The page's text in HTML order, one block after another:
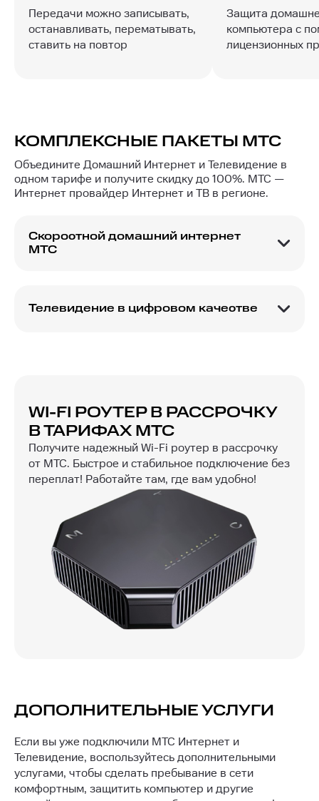
Передачи можно записывать,
останавливать, перематывать,
ставить на повтор
Защита
компьютера с
лицензионных
КОМПЛЕКСНЫЕ ПАКЕТЫ МТС
Объедините Домашний Интернет и Телевидение в
одном тарифе и получите скидку до 100%. МТС —
Интернет провайдер Интернет и ТВ в регионе.
Скоростной домашний интернет
МТС
Подключите домашний интернет МГТС один из
Телевидение в цифровом качестве
провайдера. Подключите МТС Интернет и ТВ и
продолжите просмотр на телефоне или
планшете при помощи мобильного приложения.
WI-FI РОУТЕР В РАССРОЧКУ
В ТАРИФАХ МТС
Получите надежный Wi-Fi роутер в рассрочку
от МТС. Быстрое и стабильное подключение без
переплат! Работайте там, где вам удобно!
ДОПОЛНИТЕЛЬНЫЕ УСЛУГИ
Если вы уже подключили МТС Интернет и
Телевидение, воспользуйтесь дополнительными
услугами, чтобы сделать пребывание в сети
комфортным, защитить компьютер и другие